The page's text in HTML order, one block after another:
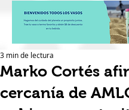
Marko Cortés
cercanía de
3 min de lectura